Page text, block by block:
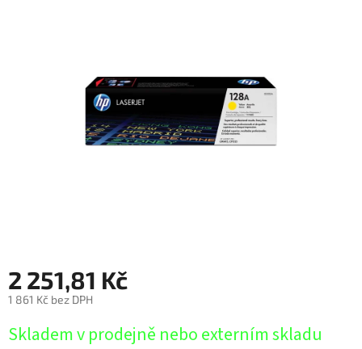
2 251,81 Kč
1 861 Kč bez DPH
cena:
Skladem v prodejně nebo externím skladu